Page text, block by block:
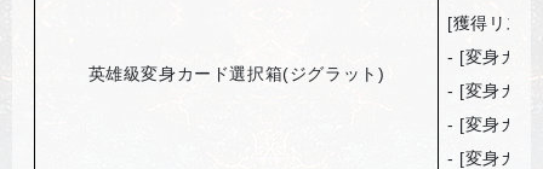
英雄級変身カード選択箱(ジグラット)
[獲得リス
- [変身カー
- [変身カー
- [変身カー
- [変身カー